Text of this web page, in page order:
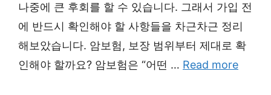
나중에 큰 후회를 할 수 있습니다. 그래서 가입 전
에 반드시 확인해야 할 사항들을 차근차근 정리
해보았습니다. 암보험, 보장 범위부터 제대로 확
인해야 할까요? 암보험은 “어떤 … Read more